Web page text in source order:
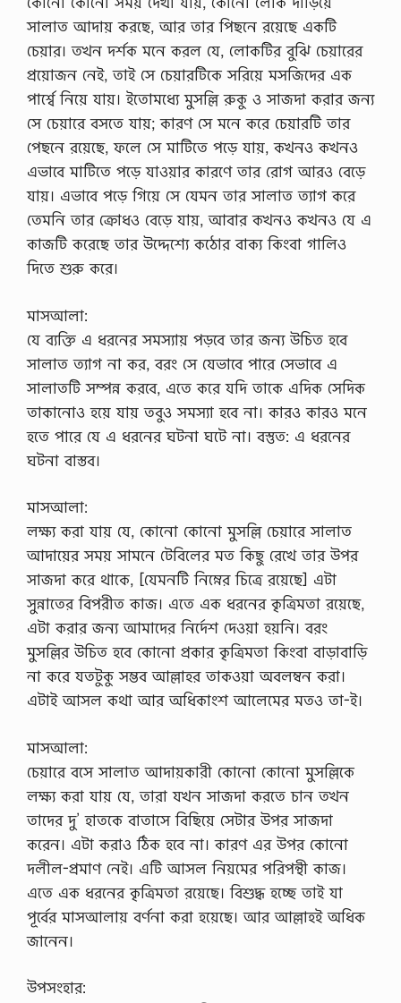
সালাত আদায় করছে, আর তার পিছনে রয়েছে একটি
চেয়ার। তখন দর্শক মনে করল যে, লোকটির বুঝি চেয়ারের
প্রয়োজন নেই, তাই সে চেয়ারটিকে সরিয়ে মসজিদের এক
পার্শ্বে নিয়ে যায়। ইতোমধ্যে মুসল্লি রুকু ও সাজদা করার জন্য
সে চেয়ারে বসতে যায়; কারণ সে মনে করে চেয়ারটি তার
পেছনে রয়েছে, ফলে সে মাটিতে পড়ে যায়, কখনও কখনও
এভাবে মাটিতে পড়ে যাওয়ার কারণে তার রোগ আরও বেড়ে
যায়। এভাবে পড়ে গিয়ে সে যেমন তার সালাত ত্যাগ করে
তেমনি তার ক্রোধও বেড়ে যায়, আবার কখনও কখনও যে এ
কাজটি করেছে তার উদ্দেশ্যে কঠোর বাক্য কিংবা গালিও
দিতে শুরু করে।
মাসআলা:
যে ব্যক্তি এ ধরনের সমস্যায় পড়বে তার জন্য উচিত হবে
সালাত ত্যাগ না কর, বরং সে যেভাবে পারে সেভাবে এ
সালাতটি সম্পন্ন করবে, এতে করে যদি তাকে এদিক সেদিক
তাকানোও হয়ে যায় তবুও সমস্যা হবে না। কারও কারও মনে
হতে পারে যে এ ধরনের ঘটনা ঘটে না। বস্তুত: এ ধরনের
ঘটনা বাস্তব।
মাসআলা:
লক্ষ্য করা যায় যে, কোনো কোনো মুসল্লি চেয়ারে সালাত
আদায়ের সময় সামনে টেবিলের মত কিছু রেখে তার উপর
সাজদা করে থাকে, [যেমনটি নিম্নের চিত্রে রয়েছে] এটা
সুন্নাতের বিপরীত কাজ। এতে এক ধরনের কৃত্রিমতা রয়েছে,
এটা করার জন্য আমাদের নির্দেশ দেওয়া হয়নি। বরং
মুসল্লির উচিত হবে কোনো প্রকার কৃত্রিমতা কিংবা বাড়াবাড়ি
না করে যতটুকু সম্ভব আল্লাহর তাকওয়া অবলম্বন করা।
এটাই আসল কথা আর অধিকাংশ আলেমের মতও তা-ই।
মাসআলা:
চেয়ারে বসে সালাত আদায়কারী কোনো কোনো মুসল্লিকে
লক্ষ্য করা যায় যে, তারা যখন সাজদা করতে চান তখন
তাদের দু’ হাতকে বাতাসে বিছিয়ে সেটার উপর সাজদা
করেন। এটা করাও ঠিক হবে না। কারণ এর উপর কোনো
দলীল-প্রমাণ নেই। এটি আসল নিয়মের পরিপন্থী কাজ।
এতে এক ধরনের কৃত্রিমতা রয়েছে। বিশুদ্ধ হচ্ছে তাই যা
পূর্বের মাসআলায় বর্ণনা করা হয়েছে। আর আল্লাহই অধিক
জানেন।
উপসংহার: